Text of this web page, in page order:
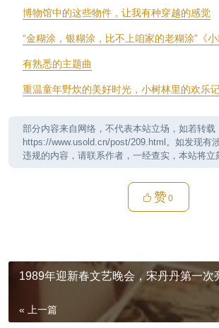
博物馆中的这些物件，让我有种穿越的感觉
“金糊涂，银糊涂，比不上咱家的老糊涂”《
有熟悉的主题曲
重温童年野炊的美好时光，小树林里的欢乐
部分内容来自网络，不代表本站立场，如若转载
https://www.usold.cn/post/209.html。如发现有
违规的内容，请联系作者，一经查实，本站将立
赞0
1989年迎新春文艺晚会，宋丹丹第一次
« 上一篇